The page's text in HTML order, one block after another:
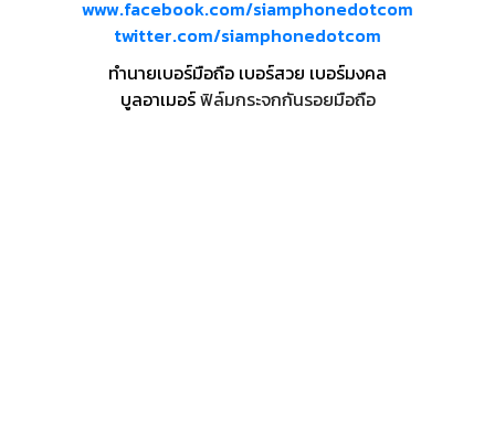
www.facebook.com/siamphonedotcom
twitter.com/siamphonedotcom
ทำนายเบอร์มือถือ เบอร์สวย เบอร์มงคล
บูลอาเมอร์ฟิล์มกระจกกันรอยมือถือ